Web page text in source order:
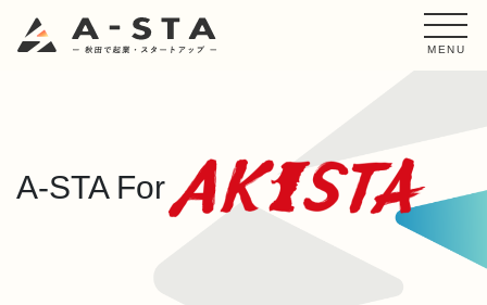
MENU
A-STA For